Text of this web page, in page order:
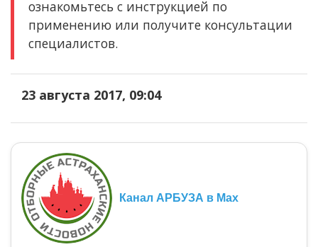
ознакомьтесь с инструкцией по
применению или получите консультации
специалистов.
23 августа 2017, 09:04
Канал АРБУЗА в Max